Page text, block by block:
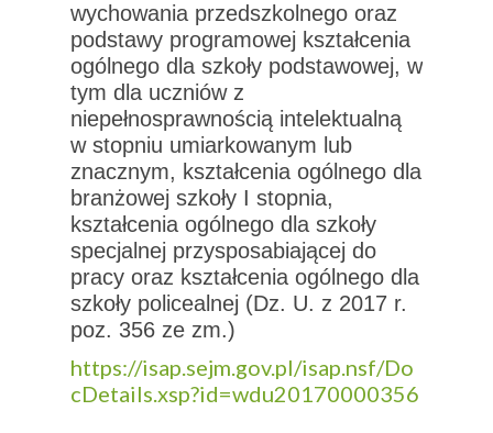
wychowania przedszkolnego oraz
podstawy programowej kształcenia
ogólnego dla szkoły podstawowej, w
tym dla uczniów z
niepełnosprawnością intelektualną
w stopniu umiarkowanym lub
znacznym, kształcenia ogólnego dla
branżowej szkoły I stopnia,
kształcenia ogólnego dla szkoły
specjalnej przysposabiającej do
pracy oraz kształcenia ogólnego dla
szkoły policealnej (Dz. U. z 2017 r.
poz. 356 ze zm.)
https://isap.sejm.gov.pl/isap.nsf/Do
cDetails.xsp?id=wdu20170000356